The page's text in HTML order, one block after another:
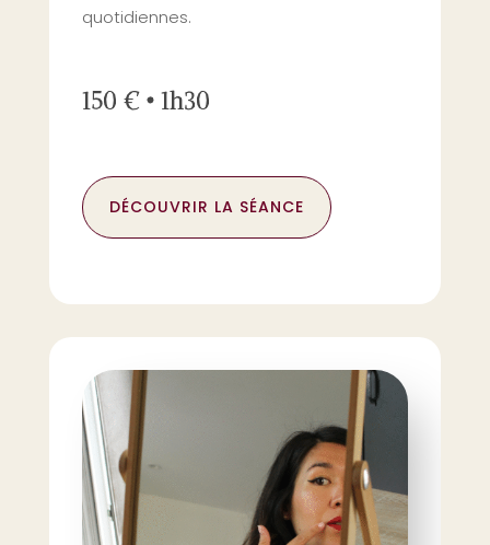
quotidiennes.
150 € • 1h30
DÉCOUVRIR LA SÉANCE